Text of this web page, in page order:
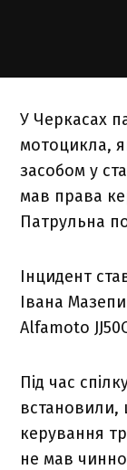
У Черкасах
мотоцикла,
засобом у
мав права
Патрульна
Інцидент
Івана
Alfamoto
Під час
встановили,
керування
не мав